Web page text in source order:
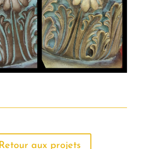
Retour aux projets